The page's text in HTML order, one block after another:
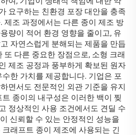
요구하는 친환경 포장 대안을 충족
제조 과정에서는 다른 종이 제조 방
량이 적어 환경 영향을 줄이고, 유
자연스럽게 분해되는 제품을 만듭
또 다른 중요한 장점으로, 소형 크래
제조 공정과 풍부하게 확보된 원자
한 가치를 제공합니다. 기업은 포
면서도 전문적인 외관 기준을 유지
종이의 내구성은 이러한 백이 찢
정상적인 사용 조건에서도 견딜 수
신뢰할 수 있는 안정적인 성능을
래프트 종이 제조에 사용되는 긴